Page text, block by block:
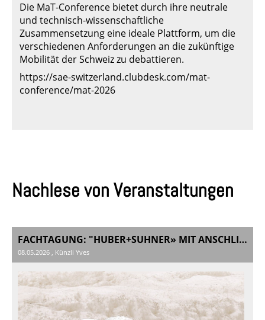
Die MaT-Conference bietet durch ihre neutrale
und technisch-wissenschaftliche
Zusammensetzung eine ideale Plattform, um die
verschiedenen Anforderungen an die zukünftige
Mobilität der Schweiz zu debattieren.
https://sae-switzerland.clubdesk.com/mat-
conference/mat-2026
Nachlese von Veranstaltungen
FACHTAGUNG: "HUBER+SUHNER» MIT ANSCHLIESSENDER HAUPTVERSAMMLUNG SAE SWITZLERAND 2026
08.05.2026 , Künzli Yves